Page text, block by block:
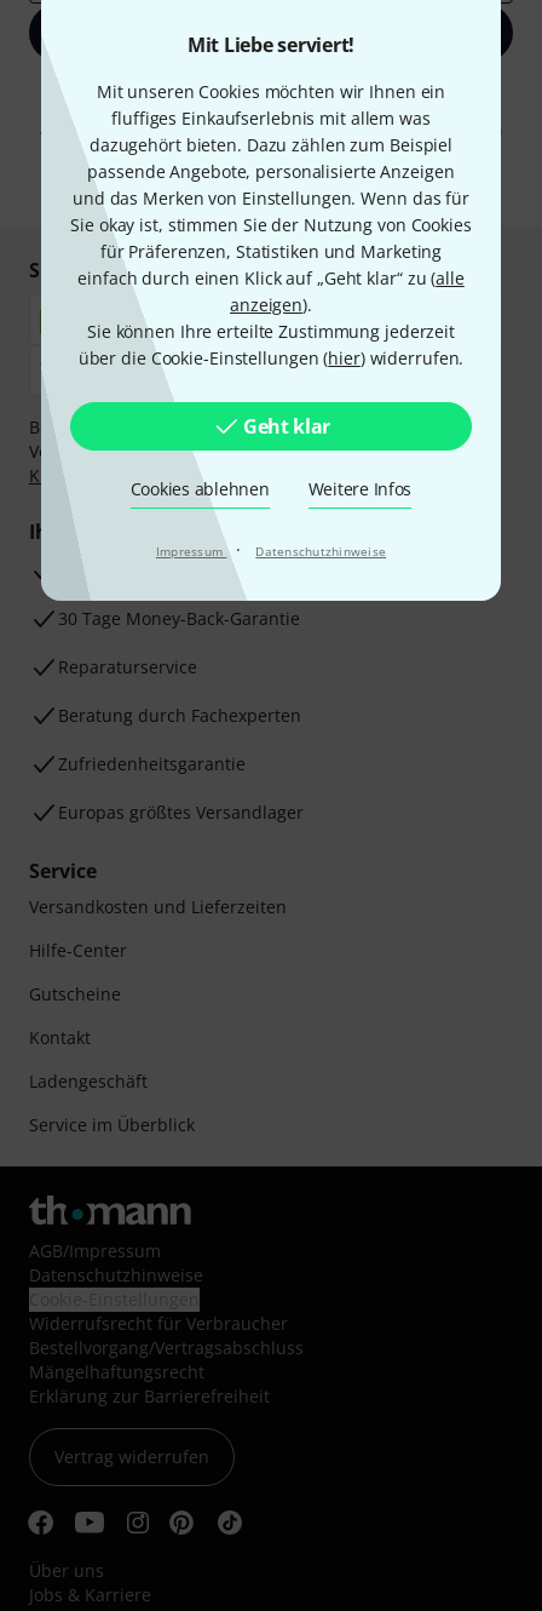
Mit Liebe serviert!
Mit unseren Cookies möchten wir Ihnen ein
fluffiges Einkaufserlebnis mit allem was
dazugehört bieten. Dazu zählen zum Beispiel
passende Angebote, personalisierte Anzeigen
und das Merken von Einstellungen. Wenn das für
Sie okay ist, stimmen Sie der Nutzung von Cookies
für Präferenzen, Statistiken und Marketing
einfach durch einen Klick auf „Geht klar“ zu (alle
anzeigen).
Sie können Ihre erteilte Zustimmung jederzeit
über die Cookie-Einstellungen (hier) widerrufen.
Geht klar
Cookies ablehnen Weitere Infos
Impressum · Datenschutzhinweise
Jetzt anmelden
Mit Klick auf „Jetzt anmelden“ stimmen Sie dem Erhalt von E-Mail-
Werbung und einer Messung des E-Mail-Nutzungsverhaltens zu. Die
Abmeldung ist jederzeit möglich. Weitere Informationen finden Sie in
unserenDatenschutzhinweisen.
* Pflichtfeld
Sicher einkaufen & bezahlen
Bezahlen Sie vertraulich und sicher per Nachnahme,
Vorkasse, PayPal, Amazon Pay,Klarna Sofort bezahlen
Klarna Ratenzahlungoder Kreditkarte.
Ihre Vorteile
3 Jahre Thomann Garantie
30 Tage Money-Back-Garantie
Reparaturservice
Beratung durch Fachexperten
Zufriedenheitsgarantie
Europas größtes Versandlager
Service
Versandkosten und Lieferzeiten
Hilfe-Center
Gutscheine
Kontakt
Ladengeschäft
Service im Überblick
AGB/Impressum
Datenschutzhinweise
Widerrufsrecht für Verbraucher
Bestellvorgang/Vertragsabschluss
Mängelhaftungsrecht
Erklärung zur Barrierefreiheit
Vertrag widerrufen
Über uns
Jobs & Karriere